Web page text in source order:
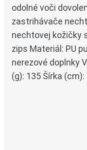
odolné voči
zastrihávače
nechtovej kožičky
zips Materiál: PU
nerezové doplnky
(g): 135 Šírka (cm):